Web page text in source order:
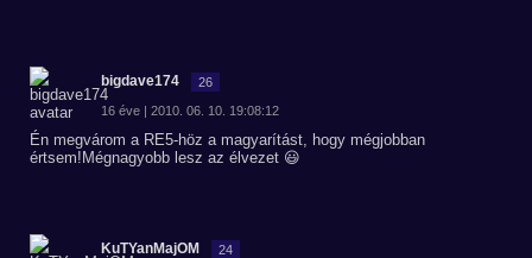
bigdave174 26
16 éve | 2010. 06. 10. 19:08:12
Én megvárom a RE5-höz a magyarítást, hogy mégjobban
értsem!Mégnagyobb lesz az élvezet 😃
KuTYanMajOM 24